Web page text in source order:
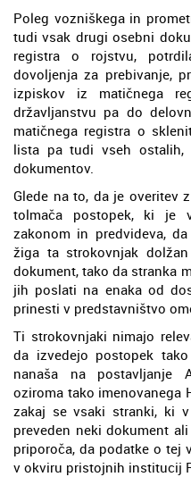
Poleg vozniškega in
tudi vsak drugi osebni
registra o rojstvu,
dovoljenja za prebivanje,
izpiskov iz matičnega
državljanstvu pa do
matičnega registra o
lista pa tudi vseh ostalih,
dokumentov.
Glede na to, da je overitev
tolmača postopek, ki je
zakonom in predvideva,
žiga ta strokovnjak
dokument, tako da stranka
jih poslati na enaka od
prinesti v predstavništvo
Ti strokovnjaki nimajo
da izvedejo postopek
nanaša na postavljanje
oziroma tako imenovanega
zakaj se vsaki stranki, ki
preveden neki dokument
priporoča, da podatke o tej
v okviru pristojnih institucij